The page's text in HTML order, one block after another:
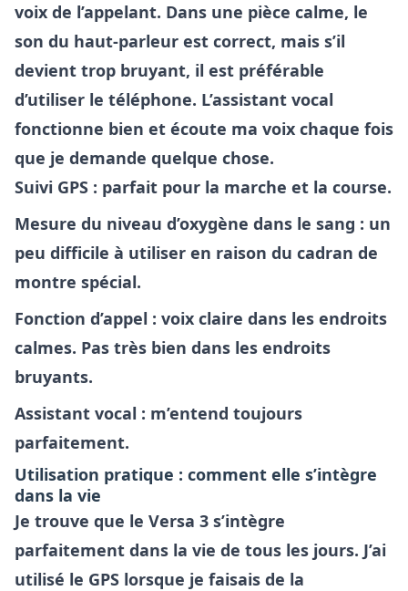
voix de l’appelant. Dans une pièce calme, le
son du haut-parleur est correct, mais s’il
devient trop bruyant, il est préférable
d’utiliser le téléphone. L’assistant vocal
fonctionne bien et écoute ma voix chaque fois
que je demande quelque chose.
Suivi GPS : parfait pour la marche et la course.
Mesure du niveau d’oxygène dans le sang : un
peu difficile à utiliser en raison du cadran de
montre spécial.
Fonction d’appel : voix claire dans les endroits
calmes. Pas très bien dans les endroits
bruyants.
Assistant vocal : m’entend toujours
parfaitement.
Utilisation pratique : comment elle s’intègre
dans la vie
Je trouve que le Versa 3 s’intègre
parfaitement dans la vie de tous les jours. J’ai
utilisé le GPS lorsque je faisais de la